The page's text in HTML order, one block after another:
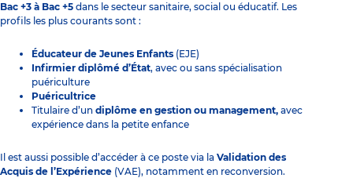
Bac +3 à Bac +5 dans le secteur sanitaire, social ou éducatif. Les
profils les plus courants sont :
Éducateur de Jeunes Enfants (EJE)
Infirmier diplômé d’État, avec ou sans spécialisation
puériculture
Puéricultrice
Titulaire d’un diplôme en gestion ou management, avec
expérience dans la petite enfance
Il est aussi possible d’accéder à ce poste via la Validation des
Acquis de l’Expérience (VAE), notamment en reconversion.